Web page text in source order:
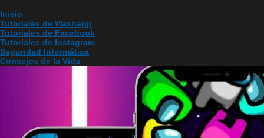
Inicio
Tutoriales de Washapp
Tutoriales de Facebook
Tutoriales de Instagram
Seguridad Informática
Consejos de la Vida